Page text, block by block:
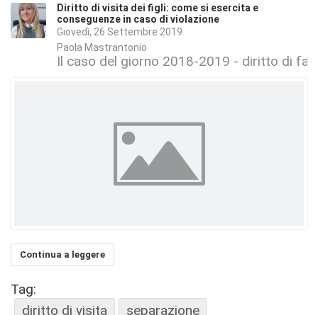
Diritto di visita dei figli: come si esercita e
conseguenze in caso di violazione
Giovedì, 26 Settembre 2019
Paola Mastrantonio
Il caso del giorno 2018-2019 - diritto di
Continua a leggere
Tag:
diritto di visita
separazione